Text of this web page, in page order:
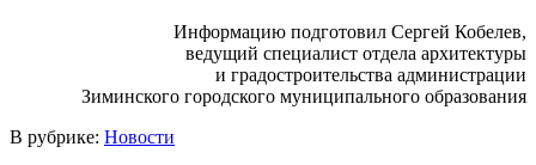
Информацию подготовил Сергей Кобелев,
ведущий специалист отдела архитектуры
и градостроительства администрации
Зиминского городского муниципального образования
В рубрике: Новости